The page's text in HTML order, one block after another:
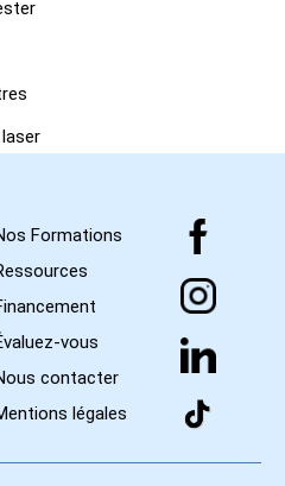
Formations
vous
contacter
légales